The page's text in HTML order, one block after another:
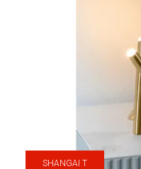
SHANGAI T